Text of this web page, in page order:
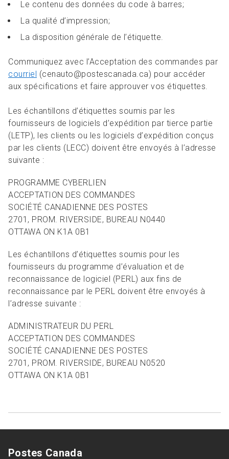
Le contenu des données du code à barres;
La qualité d’impression;
La disposition générale de l’étiquette.
Communiquez avec l’Acceptation des commandes par
courriel (cenauto@postescanada.ca) pour accéder
aux spécifications et faire approuver vos étiquettes.
Les échantillons d’étiquettes soumis par les
fournisseurs de logiciels d’expédition par tierce partie
(LETP), les clients ou les logiciels d’expédition conçus
par les clients (LECC) doivent être envoyés à l’adresse
suivante :
PROGRAMME CYBERLIEN
ACCEPTATION DES COMMANDES
SOCIÉTÉ CANADIENNE DES POSTES
2701, PROM. RIVERSIDE, BUREAU N0440
OTTAWA ON K1A 0B1
Les échantillons d’étiquettes soumis pour les
fournisseurs du programme d’évaluation et de
reconnaissance de logiciel (PERL) aux fins de
reconnaissance par le PERL doivent être envoyés à
l’adresse suivante :
ADMINISTRATEUR DU PERL
ACCEPTATION DES COMMANDES
SOCIÉTÉ CANADIENNE DES POSTES
2701, PROM. RIVERSIDE, BUREAU N0520
OTTAWA ON K1A 0B1
Postes Canada